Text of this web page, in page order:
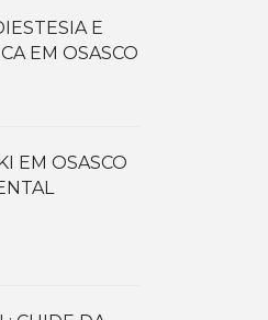
E
EM OSASCO
EM OSASCO